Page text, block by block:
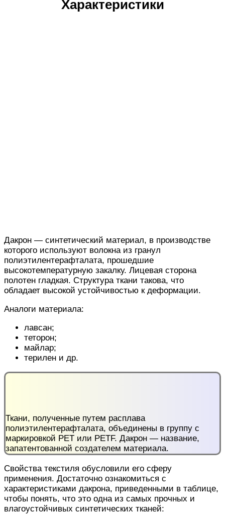
Характеристики
Дакрон — синтетический материал, в производстве
которого используют волокна из гранул
полиэтилентерафталата, прошедшие
высокотемпературную закалку. Лицевая сторона
полотен гладкая. Структура ткани такова, что
обладает высокой устойчивостью к деформации.
Аналоги материала:
лавсан;
теторон;
майлар;
терилен и др.
Ткани, полученные путем расплава
полиэтилентерафталата, объединены в группу с
маркировкой РЕТ или PETF. Дакрон — название,
запатентованной создателем материала.
Свойства текстиля обусловили его сферу
применения. Достаточно ознакомиться с
характеристиками дакрона, приведенными в таблице,
чтобы понять, что это одна из самых прочных и
влагоустойчивых синтетических тканей: